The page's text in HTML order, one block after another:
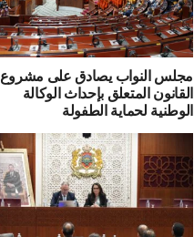
مجلس النواب يصادق على مشروع
القانون المتعلق بإحداث الوكالة
الوطنية لحماية الطفولة